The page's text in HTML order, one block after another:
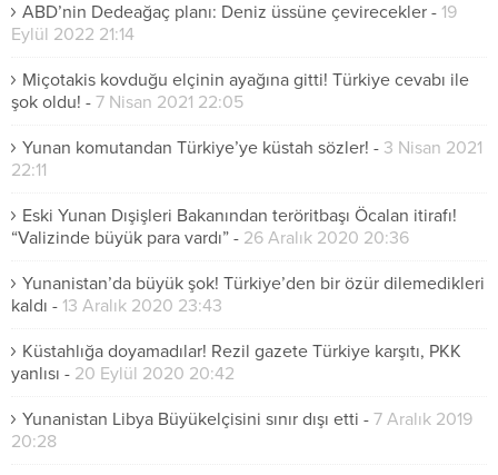
ABD’nin Dedeağaç planı: Deniz üssüne çevirecekler - 19
Eylül 2022 21:14
Miçotakis kovduğu elçinin ayağına gitti! Türkiye cevabı ile
şok oldu! - 7 Nisan 2021 22:05
Yunan komutandan Türkiye’ye küstah sözler! - 3 Nisan 2021
22:11
Eski Yunan Dışişleri Bakanından teröritbaşı Öcalan itirafı!
“Valizinde büyük para vardı” - 26 Aralık 2020 20:36
Yunanistan’da büyük şok! Türkiye’den bir özür dilemedikleri
kaldı - 13 Aralık 2020 23:43
Küstahlığa doyamadılar! Rezil gazete Türkiye karşıtı, PKK
yanlısı - 20 Eylül 2020 20:42
Yunanistan Libya Büyükelçisini sınır dışı etti - 7 Aralık 2019
20:28